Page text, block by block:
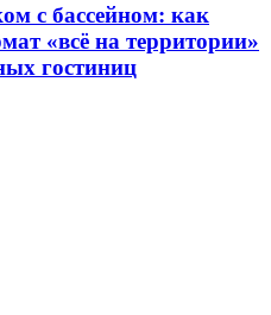
с бассейном: как
«всё на территории»
гостиниц